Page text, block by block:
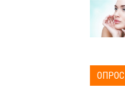
ОПРОС